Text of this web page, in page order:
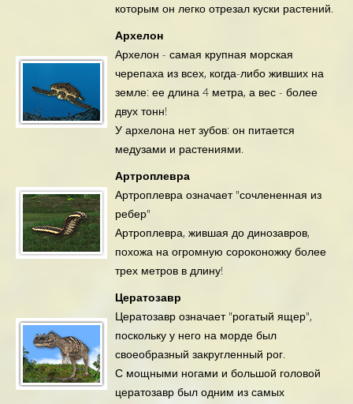
которым он легко отрезал куски растений.
Архелон
Архелон - самая крупная морская
черепаха из всех, когда-либо живших на
земле: ее длина 4 метра, а вес - более
двух тонн!
У архелона нет зубов: он питается
медузами и растениями.
Артроплевра
Артроплевра означает "сочлененная из
ребер"
Артроплевра, жившая до динозавров,
похожа на огромную сороконожку более
трех метров в длину!
Цератозавр
Цератозавр означает "рогатый ящер",
поскольку у него на морде был
своеобразный закругленный рог.
С мощными ногами и большой головой
цератозавр был одним из самых